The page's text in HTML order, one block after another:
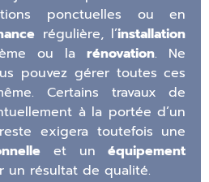
ponctuelles ou en
régulière, l’installation
ou larénovation. Ne
pouvez gérer toutes ces
Certains travaux de
à la portée d’un
exigera toutefois une
et unéquipement
résultat de qualité.